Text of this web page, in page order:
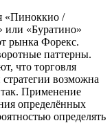
«Пиноккио /
или «Буратино»
рынка Форекс.
паттерны.
что торговля
возможна
так. Применение
определённых
определять